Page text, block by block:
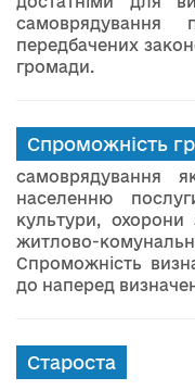
самоврядування
передбачених
громади.
Спроможність
самоврядування
населенню
культури, охорони
житлово-
Спроможність
до наперед
Староста